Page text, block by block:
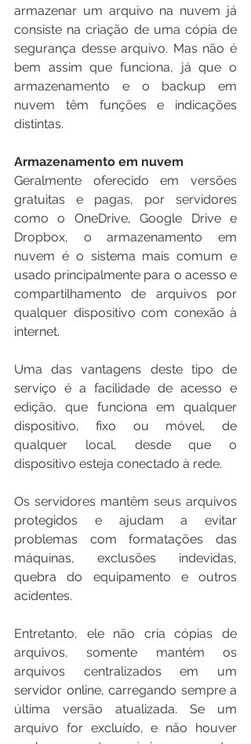
armazenar um arquivo na nuvem já
consiste na criação de uma cópia de
segurança desse arquivo. Mas não é
bem assim que funciona, já que o
armazenamento e o backup em
nuvem têm funções e indicações
distintas.
Armazenamento em nuvem
Geralmente oferecido em versões
gratuitas e pagas, por servidores
como o OneDrive, Google Drive e
Dropbox, o armazenamento em
nuvem é o sistema mais comum e
usado principalmente para o acesso e
compartilhamento de arquivos por
qualquer dispositivo com conexão à
internet.
Uma das vantagens deste tipo de
serviço é a facilidade de acesso e
edição, que funciona em qualquer
dispositivo, fixo ou móvel, de
qualquer local, desde que o
dispositivo esteja conectado à rede.
Os servidores mantêm seus arquivos
protegidos e ajudam a evitar
problemas com formatações das
máquinas, exclusões indevidas,
quebra do equipamento e outros
acidentes.
Entretanto, ele não cria cópias de
arquivos, somente mantém os
arquivos centralizados em um
servidor online, carregando sempre a
última versão atualizada. Se um
arquivo for excluído, e não houver